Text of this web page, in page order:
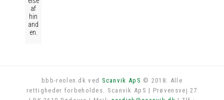
af
hin
and
en.
bbb-reolen.dk ved Scanvik ApS © 2018. Alle
rettigheder forbeholdes. Scanvik ApS | Prøvensvej 27